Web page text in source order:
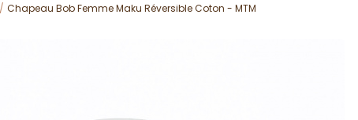
Chapeau Bob Femme Maku Réversible Coton - MTM